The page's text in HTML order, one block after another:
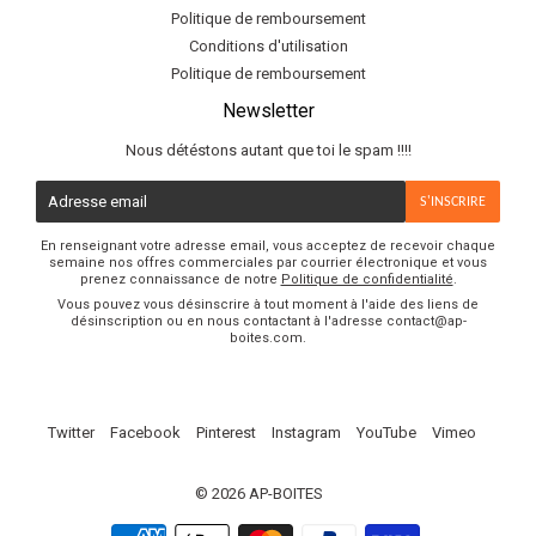
Politique de remboursement
Conditions d'utilisation
Politique de remboursement
Newsletter
Nous détéstons autant que toi le spam !!!!
mail
S'INSCRIRE
En renseignant votre adresse email, vous acceptez de recevoir chaque
semaine nos offres commerciales par courrier électronique et vous
prenez connaissance de notre Politique de confidentialité.
Vous pouvez vous désinscrire à tout moment à l'aide des liens de
désinscription ou en nous contactant à l'adresse contact@ap-
boites.com.
Twitter Facebook Pinterest Instagram YouTube Vimeo
© 2026 AP-BOITES